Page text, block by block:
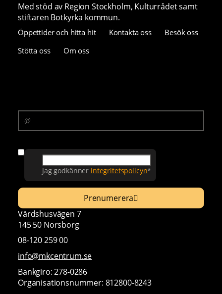
Med stöd av Region Stockholm, Kulturrådet samt
stiftaren Botkyrka kommun.
Öppettider och hitta hit Kontakta oss
Besök oss
Stötta oss
Om oss
Jag godkänner integritetspolicyn*
Prenumerera
Värdshusvägen 7
145 50 Norsborg
08-120 259 00
info@mkcentrum.se
Bankgiro: 278-0286
Organisationsnummer: 812800-8243